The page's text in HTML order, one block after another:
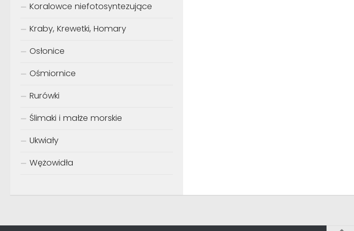
Koralowce niefotosyntezujące
Kraby, Krewetki, Homary
Osłonice
Ośmiornice
Rurówki
Ślimaki i małże morskie
Ukwiały
Wężowidła